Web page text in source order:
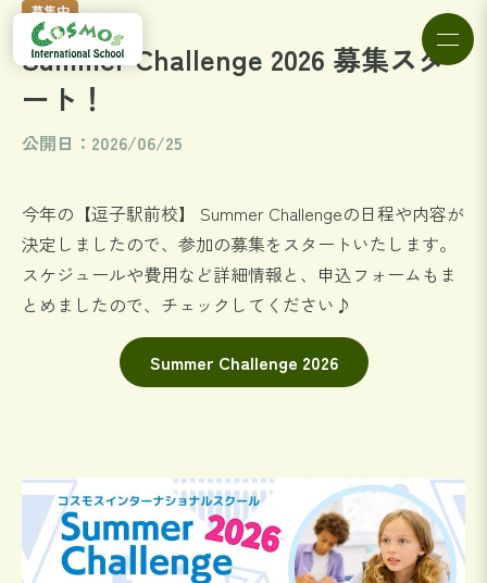
募集中
Summer Challenge 2026 募集スタ
ート！
公開日：2026/06/25
今年の【逗子駅前校】 Summer Challengeの日程や内容が
決定しましたので、参加の募集をスタートいたします。
スケジュールや費用など詳細情報と、申込フォームもま
とめましたので、チェックしてください♪
Summer Challenge 2026